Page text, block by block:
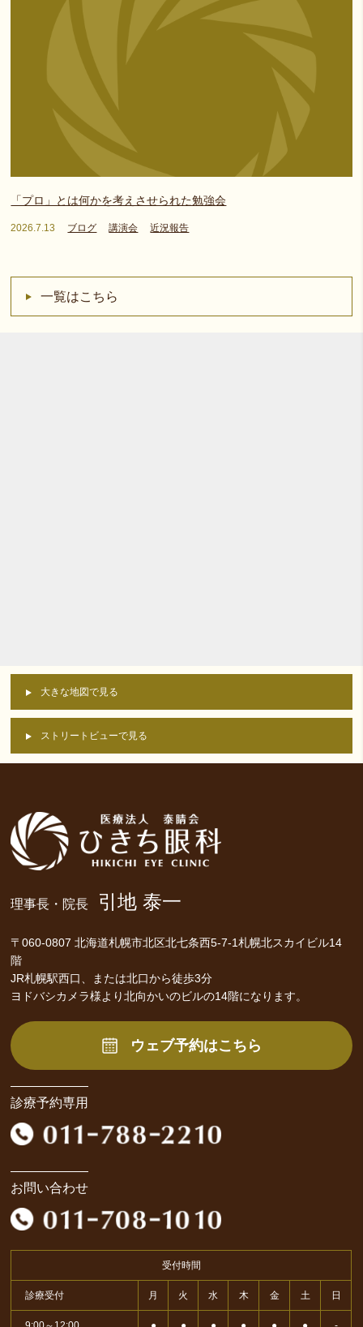
「プロ」とは何かを考えさせられた勉強会
2026.7.13 ブログ 講演会 近況報告
一覧はこちら
大きな地図で見る
ストリートビューで見る
理事長・院長 引地 泰一
〒060-0807 北海道札幌市北区北七条西5-7-1札幌北スカイビル14
階
JR札幌駅西口、または北口から徒歩3分
ヨドバシカメラ様より北向かいのビルの14階になります。
ウェブ予約はこちら
診療予約専用
お問い合わせ
受付時間
診療受付 月 火 水 木 金 土 日